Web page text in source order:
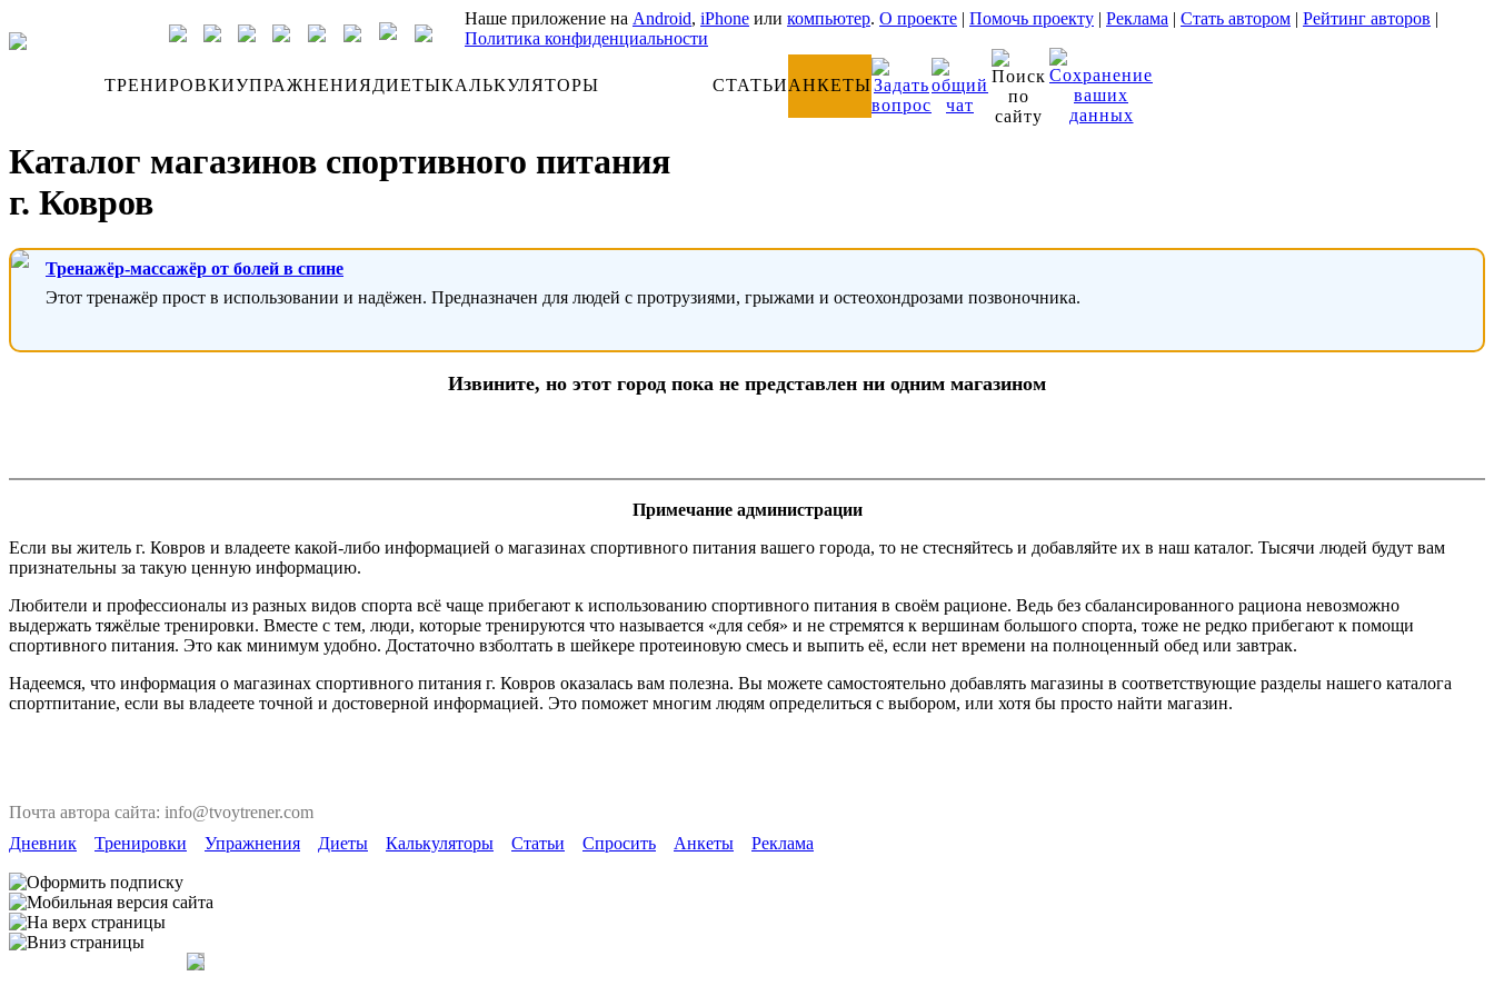
Наше приложение на Android, iPhone или компьютер. О проекте | Помочь проекту | Реклама | Стать автором | Рейтинг авторов |
Политика конфиденциальности
ТРЕНИРОВКИУПРАЖНЕНИЯДИЕТЫКАЛЬКУЛЯТОРЫ СТАТЬИАНКЕТЫ
Каталог магазинов спортивного питания
г. Ковров
Тренажёр-массажёр от болей в спине
Этот тренажёр прост в использовании и надёжен. Предназначен для людей с протрузиями, грыжами и остеохондрозами позвоночника.
Извините, но этот город пока не представлен ни одним магазином
Примечание администрации
Если вы житель г. Ковров и владеете какой-либо информацией о магазинах спортивного питания вашего города, то не стесняйтесь и добавляйте их в наш каталог. Тысячи людей будут вам
признательны за такую ценную информацию.
Любители и профессионалы из разных видов спорта всё чаще прибегают к использованию спортивного питания в своём рационе. Ведь без сбалансированного рациона невозможно
выдержать тяжёлые тренировки. Вместе с тем, люди, которые тренируются что называется «для себя» и не стремятся к вершинам большого спорта, тоже не редко прибегают к помощи
спортивного питания. Это как минимум удобно. Достаточно взболтать в шейкере протеиновую смесь и выпить её, если нет времени на полноценный обед или завтрак.
Надеемся, что информация о магазинах спортивного питания г. Ковров оказалась вам полезна. Вы можете самостоятельно добавлять магазины в соответствующие разделы нашего каталога
спортпитание, если вы владеете точной и достоверной информацией. Это поможет многим людям определиться с выбором, или хотя бы просто найти магазин.
Почта автора сайта: info@tvoytrener.com
Дневник
Тренировки Упражнения Диеты Калькуляторы Статьи Спросить Анкеты Реклама